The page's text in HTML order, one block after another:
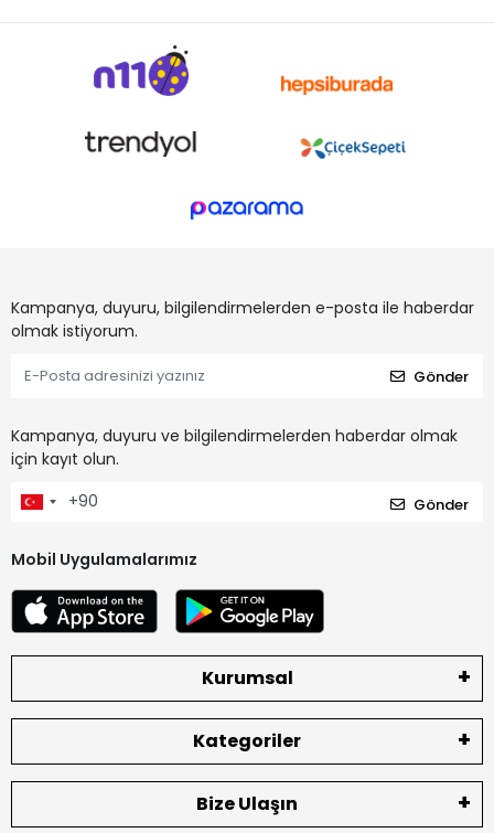
Kampanya, duyuru, bilgilendirmelerden e-posta ile haberdar
olmak istiyorum.
Gönder
Kampanya, duyuru ve bilgilendirmelerden haberdar olmak
için kayıt olun.
Gönder
Mobil Uygulamalarımız
Kurumsal
Kategoriler
Bize Ulaşın